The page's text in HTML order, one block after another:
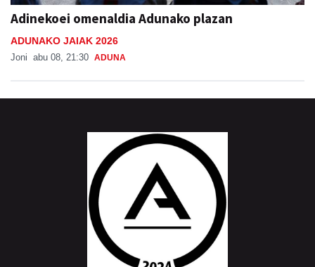
Adinekoei omenaldia Adunako plazan
ADUNAKO JAIAK 2026
Joni abu 08, 21:30 ADUNA